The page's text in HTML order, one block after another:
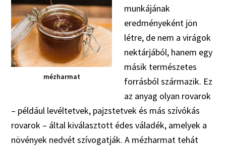
mézharmat
munkájának
eredményeként jön
létre, de nem a virágok
nektárjából, hanem egy
másik természetes
forrásból származik. Ez
az anyag olyan rovarok
– például levéltetvek, pajzstetvek és más szívókás
rovarok – által kiválasztott édes váladék, amelyek a
növények nedvét szívogatják. A mézharmat tehát